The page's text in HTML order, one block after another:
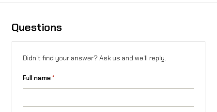
Questions
Didn't find your answer? Ask us and we'll reply.
Full name*